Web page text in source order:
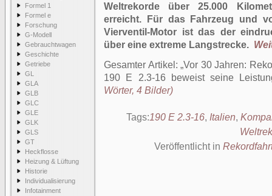
Formel 1
Formel e
Forschung
G-Modell
Gebrauchtwagen
Geschichte
Getriebe
GL
GLA
GLB
GLC
GLE
GLK
GLS
GT
Heckflosse
Heizung & Lüftung
Historie
Individualisierung
Infotainment
Weltrekorde über 25.000
erreicht. Für das Fahrzeug und
Vierventil-Motor ist das der
über eine extreme Langstrecke.
Gesamter Artikel: Vor 30 Jahren:
190 E 2.3-16 beweist seine
Wörter, 4 Bilder)
Tags:190 E 2.3-16, Italien,
Veröffentlicht in